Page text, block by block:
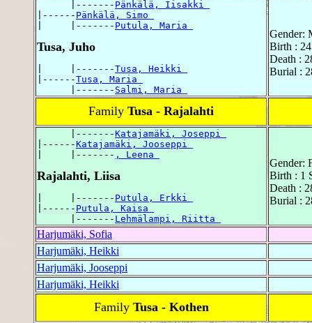
      |-------
Pänkälä, Iisakki
|------ Pänkälä, Simo
|     |------- Putula, Maria
Tusa, Juho
|     |-------Tusa, Heikki
|------Tusa, Maria
      |-------
Salmi, Maria
Gender:
Birth :
Death :
Burial :
Family Tusa - Rajalahti
      |-------
Katajamäki, Joseppi
|------Katajamäki, Jooseppi
|     |------- , Leena
Rajalahti, Liisa
|     |------- Putula, Erkki
|------ Putula, Kaisa
      |-------
Lehmälampi, Riitta
Gender:
Birth : 1
Death :
Burial :
Harjumäki, Sofia
Harjumäki, Heikki
Harjumäki, Jooseppi
Harjumäki, Heikki
Family Tusa - Kothen